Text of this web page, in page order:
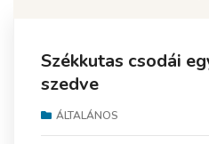
Székkutas csodái
szedve
ÁLTALÁNOS